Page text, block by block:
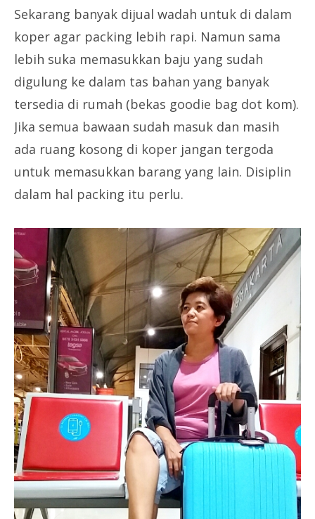
Sekarang banyak dijual wadah untuk di dalam
koper agar packing lebih rapi. Namun sama
lebih suka memasukkan baju yang sudah
digulung ke dalam tas bahan yang banyak
tersedia di rumah (bekas goodie bag dot kom).
Jika semua bawaan sudah masuk dan masih
ada ruang kosong di koper jangan tergoda
untuk memasukkan barang yang lain. Disiplin
dalam hal packing itu perlu.